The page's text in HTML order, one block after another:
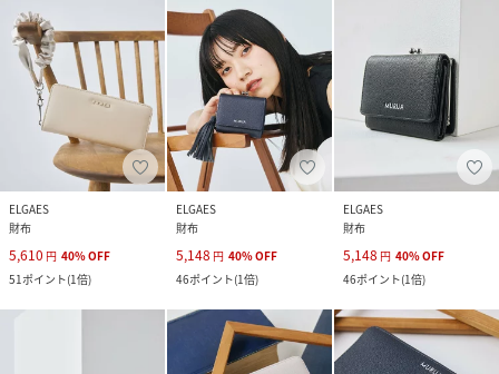
ELGAES
財布
5,610 円 40%OFF
51ポイント(1倍)
ELGAES
財布
5,148 円 40%OFF
46ポイント(1倍)
ELGAES
財布
5,148 円 40%OFF
46ポイント(1倍)